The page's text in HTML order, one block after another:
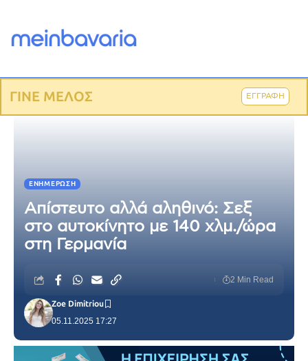
ΓΙΝΕ ΜΕΛΟΣ ΕΓΓΡΑΦΗ
ΕΝΗΜΈΡΩΣΗ
Απίστευτο αλλά αληθινό: Σεξ
στο αυτοκίνητο με 140 χλμ./ώρα
στη Γερμανία
05.11.2025 17:27
Zoe Dimitriou
2 Min Read